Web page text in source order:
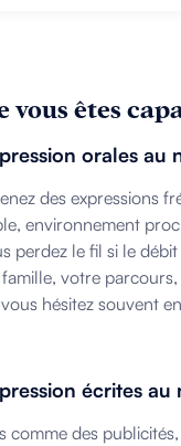
vous êtes
orales au
des expressions
environnement
perdez le fil si le
votre
hésitez souvent
écrites au
comme des